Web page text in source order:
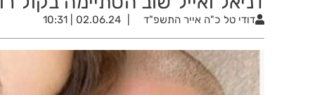
דודי טל כ"ה אייר התשפ"ד 02.06.24 | 10:31